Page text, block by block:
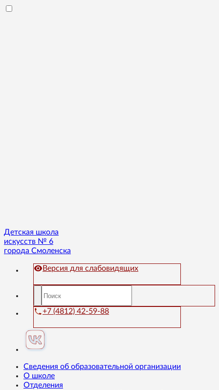
Детская школа
искусств № 6
города Смоленска
Версия для слабовидящих
+7 (4812) 42-59-88
Сведения об образовательной организации
О школе
Отделения